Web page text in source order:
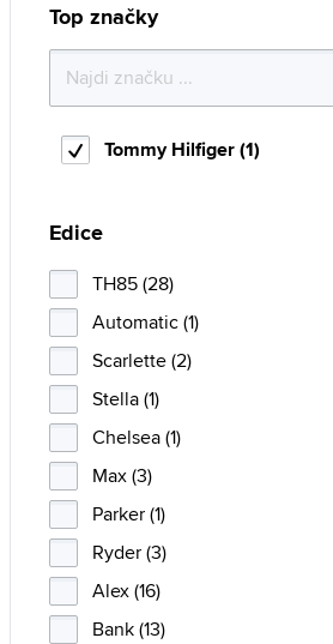
Top značky
Tommy Hilfiger (1)
Edice
TH85 (28)
Automatic (1)
Scarlette (2)
Stella (1)
Chelsea (1)
Max (3)
Parker (1)
Ryder (3)
Alex (16)
Bank (13)